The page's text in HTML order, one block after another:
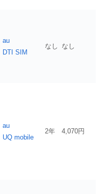
au
DTI SIM
なし なし
au
UQ mobile
2年 4,070円